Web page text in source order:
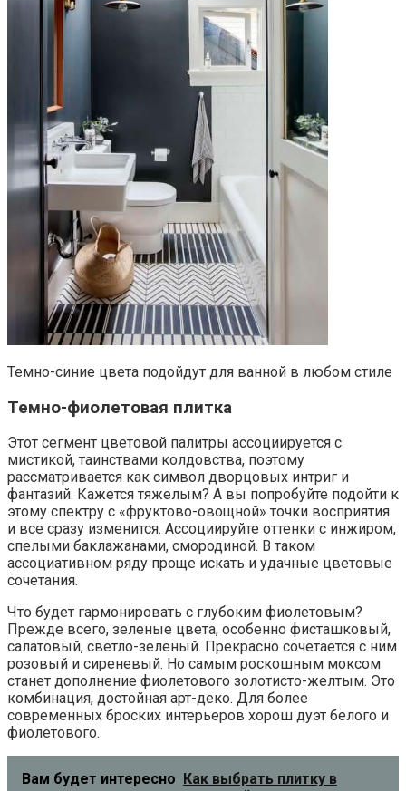
Темно-синие цвета подойдут для ванной в любом стиле
Темно-фиолетовая плитка
Этот сегмент цветовой палитры ассоциируется с
мистикой, таинствами колдовства, поэтому
рассматривается как символ дворцовых интриг и
фантазий. Кажется тяжелым? А вы попробуйте подойти к
этому спектру с «фруктово-овощной» точки восприятия
и все сразу изменится. Ассоциируйте оттенки с инжиром,
спелыми баклажанами, смородиной. В таком
ассоциативном ряду проще искать и удачные цветовые
сочетания.
Что будет гармонировать с глубоким фиолетовым?
Прежде всего, зеленые цвета, особенно фисташковый,
салатовый, светло-зеленый. Прекрасно сочетается с ним
розовый и сиреневый. Но самым роскошным моксом
станет дополнение фиолетового золотисто-желтым. Это
комбинация, достойная арт-деко. Для более
современных броских интерьеров хорош дуэт белого и
фиолетового.
Вам будет интересно
Как выбрать плитку в